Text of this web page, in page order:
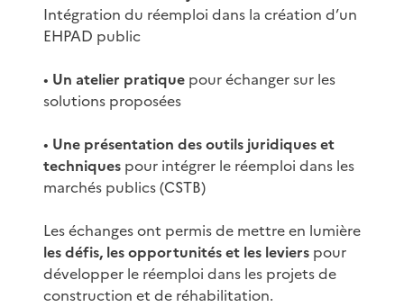
Intégration du réemploi dans la création d’un
EHPAD public
• Un atelier pratique pour échanger sur les
solutions proposées
• Une présentation des outils juridiques et
techniques pour intégrer le réemploi dans les
marchés publics (CSTB)
Les échanges ont permis de mettre en lumière
les défis, les opportunités et les leviers pour
développer le réemploi dans les projets de
construction et de réhabilitation.